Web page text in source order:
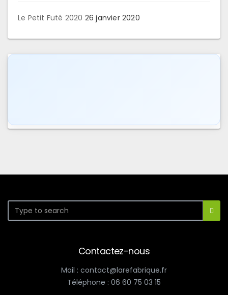
Le Petit Futé 2020 26 janvier 2020
Contactez-nous
Mail : contact@larefabrique.fr
Téléphone : 06 60 75 03 15